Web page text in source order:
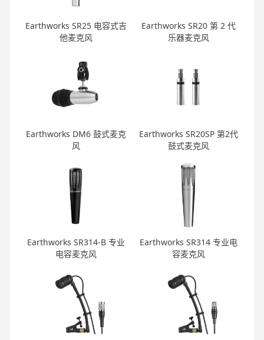
Earthworks SR25 电容式吉
他麦克风
Earthworks SR20 第 2 代
乐器麦克风
Earthworks DM6 鼓式麦克
风
Earthworks SR20SP 第2代
鼓式麦克风
Earthworks SR314-B 专业
电容麦克风
Earthworks SR314 专业电
容麦克风